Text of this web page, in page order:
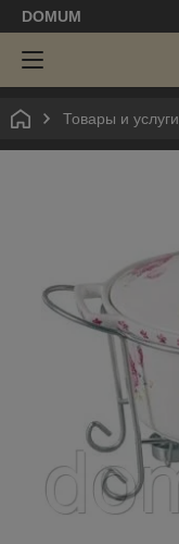
DOMUM
Товары и услуги